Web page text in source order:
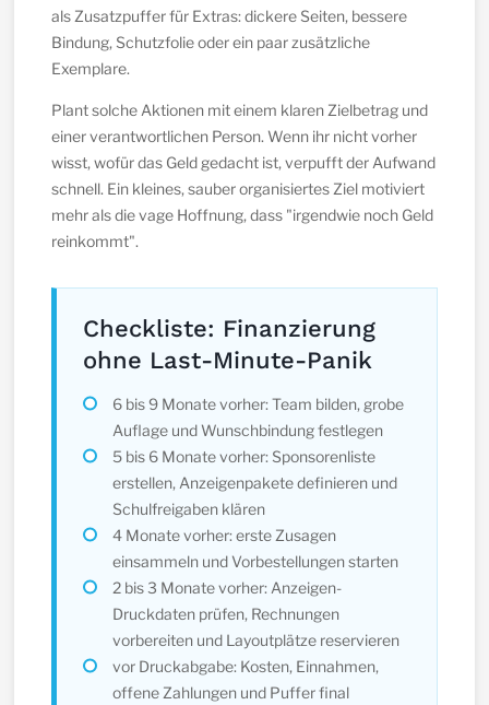
als Zusatzpuffer für Extras: dickere Seiten, bessere
Bindung, Schutzfolie oder ein paar zusätzliche
Exemplare.
Plant solche Aktionen mit einem klaren Zielbetrag und
einer verantwortlichen Person. Wenn ihr nicht vorher
wisst, wofür das Geld gedacht ist, verpufft der Aufwand
schnell. Ein kleines, sauber organisiertes Ziel motiviert
mehr als die vage Hoffnung, dass "irgendwie noch Geld
reinkommt".
Checkliste: Finanzierung
ohne Last-Minute-Panik
6 bis 9 Monate vorher: Team bilden, grobe
Auflage und Wunschbindung festlegen
5 bis 6 Monate vorher: Sponsorenliste
erstellen, Anzeigenpakete definieren und
Schulfreigaben klären
4 Monate vorher: erste Zusagen
einsammeln und Vorbestellungen starten
2 bis 3 Monate vorher: Anzeigen-
Druckdaten prüfen, Rechnungen
vorbereiten und Layoutplätze reservieren
vor Druckabgabe: Kosten, Einnahmen,
offene Zahlungen und Puffer final